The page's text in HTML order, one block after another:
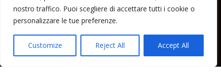
nostro traffico. Puoi scegliere di accettare tutti i cookie o
personalizzare le tue preferenze.
Customize Reject All Accept All
Lipari News
Cronaca Lipari
Politica Lipari
Cultura Lipari